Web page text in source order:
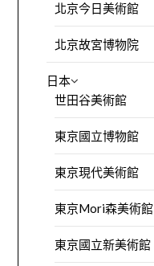
北京今日美術館
北京故宮博物院
日本
世田谷美術館
東京國立博物館
東京現代美術館
東京Mori森美術館
東京國立新美術館